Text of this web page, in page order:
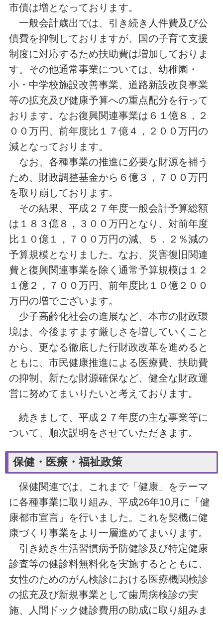
市債は増となっております。
一般会計歳出では、引き続き人件費及び公
債費を抑制しておりますが、国の子育て支援
制度に対応するため扶助費は増加しておりま
す。その他通常事業については、幼稚園・
小・中学校施設改善事業、道路新設改良事業
等の拡充及び健康予算への重点配分を行って
おります。なお復興関連事業は６１億８，２
００万円、前年度比１７億４，２００万円の
減となっております。
なお、各種事業の推進に必要な財源を補う
ため、財政調整基金から６億３，７００万円
を取り崩しております。
その結果、平成２７年度一般会計予算総額
は１８３億８，３００万円となり、対前年度
比１０億１，７００万円の減、５．２％減の
予算規模となりました。なお、災害復旧関連
費と復興関連事業を除く通常予算規模は１２
１億２，７００万円、前年度比１０億２００
万円の増でございます。
少子高齢化社会の進展など、本市の財政環
境は、今後ますます厳しさを増していくこと
から、更なる徹底した行財政改革を進めると
ともに、市民健康推進による医療費、扶助費
の抑制、新たな財源確保など、健全な財政運
営に努めてまいりたいと考えております。
続きまして、平成２７年度の主な事業等に
ついて、順次説明をさせていただきます。
保健・医療・福祉政策
保健関連では、これまで「健康」をテーマ
に各種事業に取り組み、平成26年10月に「健
康都市宣言」を行いました。これを契機に健
康づくり事業をより一層進めてまいります。
引き続き生活習慣病予防健診及び特定健康
診査等の健診料無料化を実施するとともに、
女性のためのがん検診における医療機関検診
の拡充及び新規事業として歯周病検診の実
施、人間ドック健診費用の助成に取り組みま